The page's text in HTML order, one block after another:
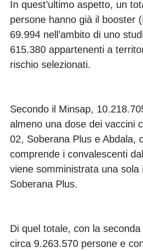
In quest’ultimo aspetto, un
persone hanno già il booster
69.994 nell’ambito di uno
615.380 appartenenti a
rischio selezionati.
Secondo il Minsap,
almeno una dose dei vaccini
02, Soberana Plus e Abdala,
comprende i convalescenti
viene somministrata una sola
Soberana Plus.
Di quel totale, con la
circa 9.263.570 persone e